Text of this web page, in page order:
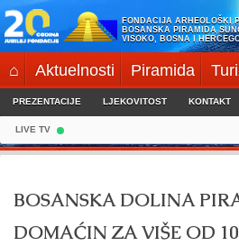
Skip
to
content
FONDACIJA ARHEOLOŠKI
BOSANSKA PIRAMIDA
VISOKO, BOSNA I
⌂ Aktuelnosti Piramida
PREZENTACIJE LJEKOVITOST KONTAKT
LIVE TV
BOSANSKA DOLINA
DOMAĆIN ZA VIŠE OD